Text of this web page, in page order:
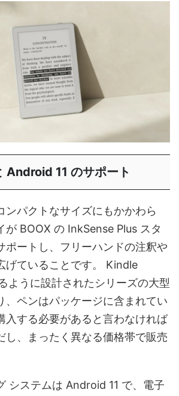
Android 11 のサポート
ンパクトなサイズにもかかわら
が BOOX の InkSense Plus スタ
ポートし、フリーハンドの注釈や
げていることです。 Kindle
ように設計されたシリーズの大型
、ペンはパッケージに含まれてい
入する必要があると言わなければ
し、まったく異なる価格帯で販売
システムは Android 11 で、電子